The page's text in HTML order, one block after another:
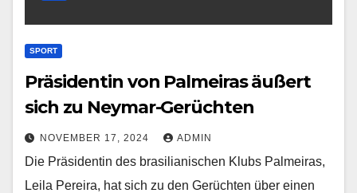
SPORT
Präsidentin von Palmeiras äußert
sich zu Neymar-Gerüchten
NOVEMBER 17, 2024 ADMIN
Die Präsidentin des brasilianischen Klubs Palmeiras,
Leila Pereira, hat sich zu den Gerüchten über einen